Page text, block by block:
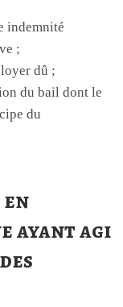
indemnité
;
dû ;
du bail dont le
du
ayant agi